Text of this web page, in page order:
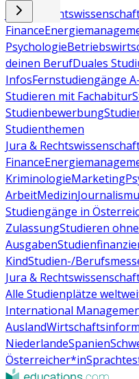
Jura &
Finance
Psychologie
deinen BerufDuales
InfosFernstudiengänge
Studieren mit Fachabitur
Studienbewerbung
Studienthemen
Jura &
Finance
KriminologieMarketing
ArbeitMedizin
Studiengänge in
ZulassungStudieren
Ausgaben
KindStudien-/
Jura &
Alle Studienplätze
International
Ausland
NiederlandeSpanien
Österreicher*in